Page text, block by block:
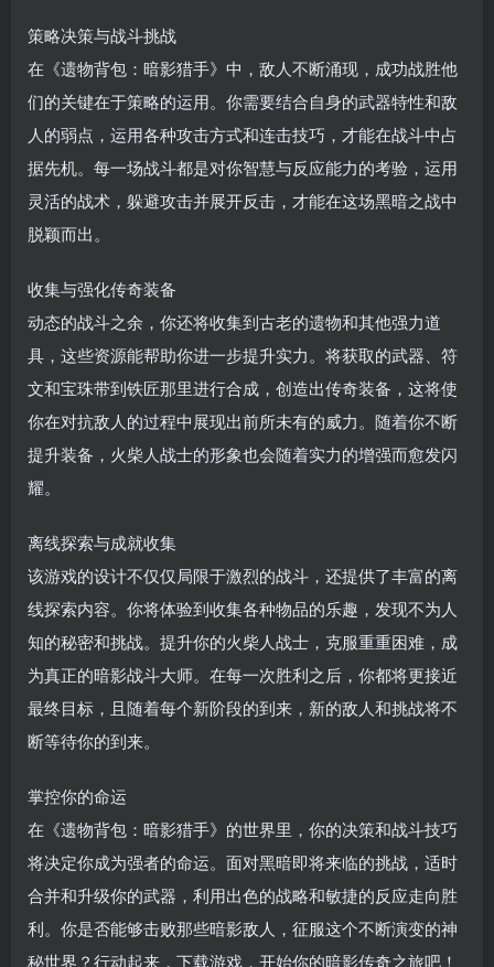
策略决策与战斗挑战
在《遗物背包：暗影猎手》中，敌人不断涌现，成功战胜他
们的关键在于策略的运用。你需要结合自身的武器特性和敌
人的弱点，运用各种攻击方式和连击技巧，才能在战斗中占
据先机。每一场战斗都是对你智慧与反应能力的考验，运用
灵活的战术，躲避攻击并展开反击，才能在这场黑暗之战中
脱颖而出。
收集与强化传奇装备
动态的战斗之余，你还将收集到古老的遗物和其他强力道
具，这些资源能帮助你进一步提升实力。将获取的武器、符
文和宝珠带到铁匠那里进行合成，创造出传奇装备，这将使
你在对抗敌人的过程中展现出前所未有的威力。随着你不断
提升装备，火柴人战士的形象也会随着实力的增强而愈发闪
耀。
离线探索与成就收集
该游戏的设计不仅仅局限于激烈的战斗，还提供了丰富的离
线探索内容。你将体验到收集各种物品的乐趣，发现不为人
知的秘密和挑战。提升你的火柴人战士，克服重重困难，成
为真正的暗影战斗大师。在每一次胜利之后，你都将更接近
最终目标，且随着每个新阶段的到来，新的敌人和挑战将不
断等待你的到来。
掌控你的命运
在《遗物背包：暗影猎手》的世界里，你的决策和战斗技巧
将决定你成为强者的命运。面对黑暗即将来临的挑战，适时
合并和升级你的武器，利用出色的战略和敏捷的反应走向胜
利。你是否能够击败那些暗影敌人，征服这个不断演变的神
秘世界？行动起来，下载游戏，开始你的暗影传奇之旅吧！